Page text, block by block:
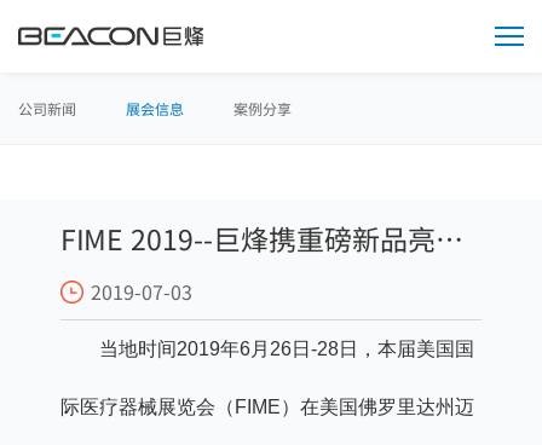
公司新闻 展会信息 案例分享
FIME 2019--巨烽携重磅新品亮相
美国迈阿密
2019-07-03
当地时间2019年6月26日-28日，本届美国国
际医疗器械展览会（FIME）在美国佛罗里达州迈